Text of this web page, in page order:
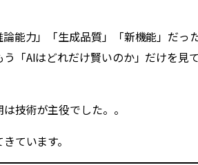
力」「生成品質」「新機能」だっ
「AIはどれだけ賢いのか」だけを見
技術が主役でした。。
ています。